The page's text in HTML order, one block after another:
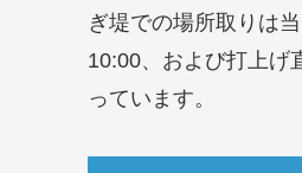
ぎ堤での場所取りは
10:00、および打上げ
っています。